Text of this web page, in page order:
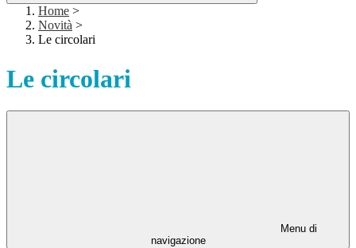
Home >
Novità >
Le circolari
Le circolari
Menu di
navigazione